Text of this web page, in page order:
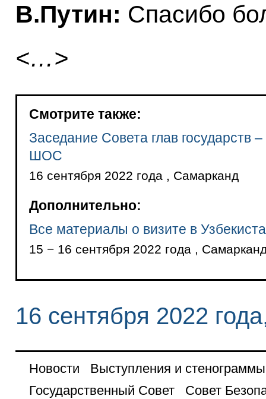
В.Путин: Спасибо
<…>
Смотрите также:
Заседание Совета глав государств
ШОС
16 сентября 2022 года , Самарканд
Дополнительно:
Все материалы о визите в
15 − 16 сентября 2022 года ,
16 сентября 2022
Новости
Выступления и стенограммы
Государственный Совет
Совет